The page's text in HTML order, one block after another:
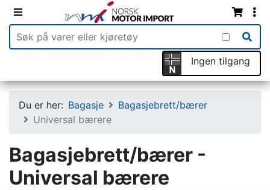
Ingen tilgang
Du er her: Bagasje
Bagasjebrett/bærer
Universal bærere
Bagasjebrett/bærer -
Universal bærere